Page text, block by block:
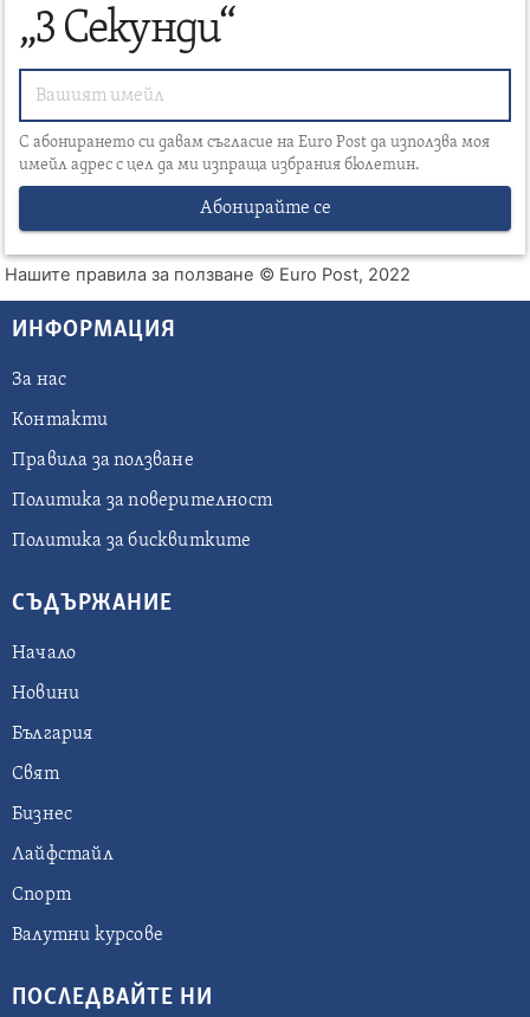
„3 Секунди“
С абонирането си давам съгласие на Euro Post да използва моя
имейл адрес с цел да ми изпраща избрания бюлетин.
Абонирайте се
Нашите правила за ползване © Euro Post, 2022
ИНФОРМАЦИЯ
За нас
Контакти
Правила за ползване
Политика за поверителност
Политика за бисквитките
СЪДЪРЖАНИЕ
Начало
Новини
България
Свят
Бизнес
Лайфстайл
Спорт
Валутни курсове
ПОСЛЕДВАЙТЕ НИ